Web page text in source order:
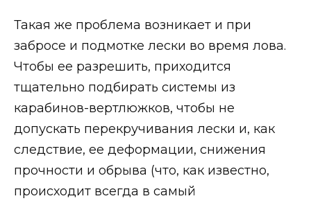
Такая же проблема возникает и при
забросе и подмотке лески во время лова.
Чтобы ее разрешить, приходится
тщательно подбирать системы из
карабинов-вертлюжков, чтобы не
допускать перекручивания лески и, как
следствие, ее деформации, снижения
прочности и обрыва (что, как известно,
происходит всегда в самый